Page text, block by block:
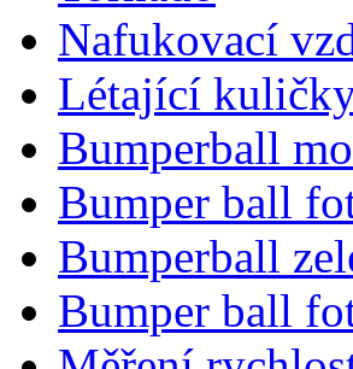
Nafukovací
Létající
Bumperball
Bumper ball
Bumperball
Bumper ball